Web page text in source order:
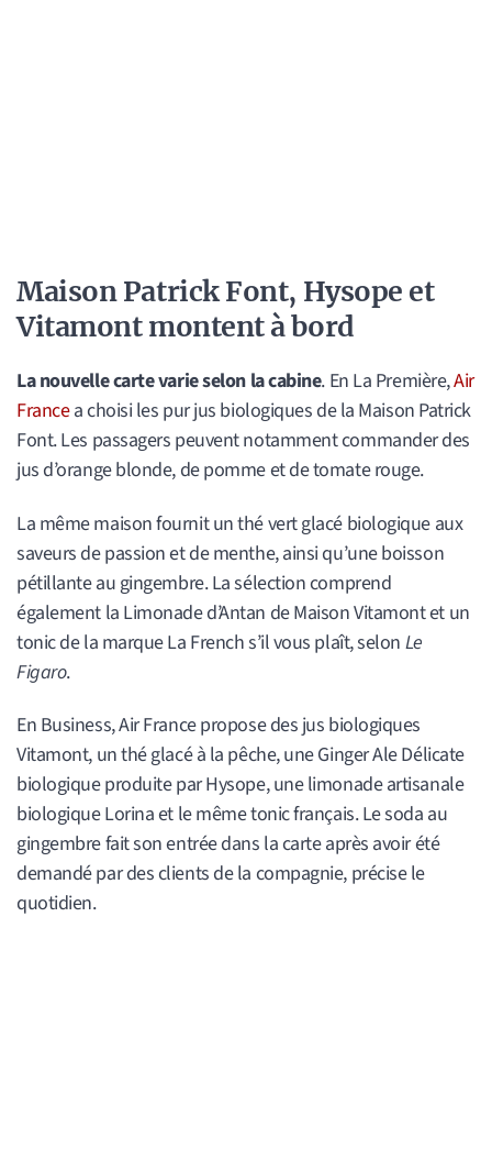
Maison Patrick Font, Hysope et
Vitamont montent à bord
La nouvelle carte varie selon la cabine. En La Première,Air
Francea choisi les pur jus biologiques de la Maison Patrick
Font. Les passagers peuvent notamment commander des
jus d’orange blonde, de pomme et de tomate rouge.
La même maison fournit un thé vert glacé biologique aux
saveurs de passion et de menthe, ainsi qu’une boisson
pétillante au gingembre. La sélection comprend
également la Limonade d’Antan de Maison Vitamont et un
tonic de la marque La French s’il vous plaît, selon Le
Figaro.
En Business, Air France propose des jus biologiques
Vitamont, un thé glacé à la pêche, une Ginger Ale Délicate
biologique produite par Hysope, une limonade artisanale
biologique Lorina et le même tonic français. Le soda au
gingembre fait son entrée dans la carte après avoir été
demandé par des clients de la compagnie, précise le
quotidien.